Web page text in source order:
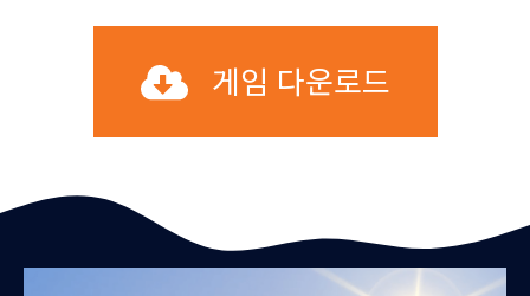
게임 다운로드